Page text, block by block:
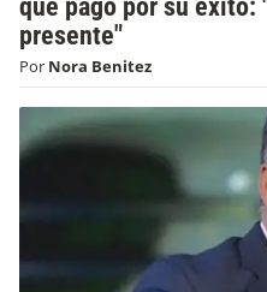
presente"
Por Nora Benitez